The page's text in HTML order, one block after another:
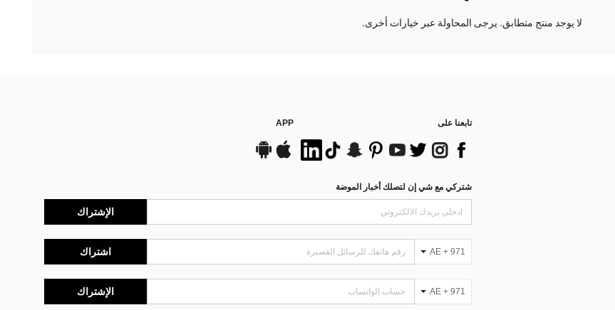
لا يوجد منتج متطابق. يرجى المحاولة عبر خيارات أخرى.
تابعنا على APP
شتركي مع شي إن لتصلك أخبار الموضة
الإشتراك
AE + 971 اشتراك
AE + 971 الإشتراك